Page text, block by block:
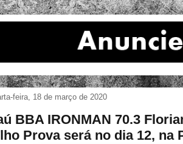
feira, 18 de março de 2020
BBA IRONMAN 70.3
Prova será no dia 12, na